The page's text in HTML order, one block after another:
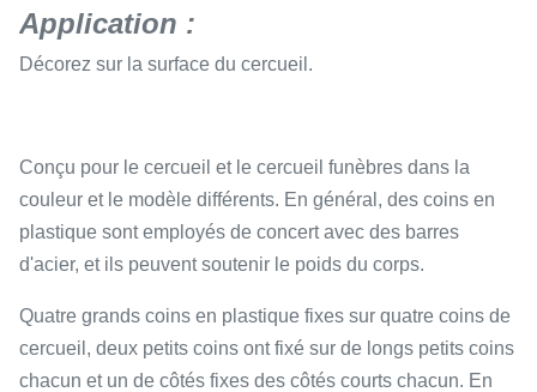
Application :
Décorez sur la surface du cercueil.
Conçu pour le cercueil et le cercueil funèbres dans la
couleur et le modèle différents. En général, des coins en
plastique sont employés de concert avec des barres
d'acier, et ils peuvent soutenir le poids du corps.
Quatre grands coins en plastique fixes sur quatre coins de
cercueil, deux petits coins ont fixé sur de longs petits coins
chacun et un de côtés fixes des côtés courts chacun. En